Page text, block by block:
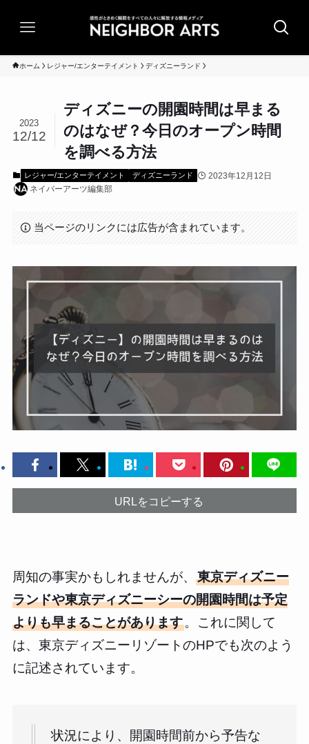
ホーム レジャー/エンターテイメント ディズニーランド
ディズニーの開園時間は早まる
のはなぜ？今日のオープン時間
を調べる方法
2023
12/12
レジャー/エンターテイメント ディズニーランド
2023年12月12日
ネイバーアーツ編集部
当ページのリンクには広告が含まれています。
URLをコピーする
周知の事実かもしれませんが、 東京ディズニー
ランドや東京ディズニーシーの開園時間は予定
よりも早まることがあります。これに関して
は、東京ディズニーリゾートのHPでも次のよう
に記述されています。
状況により、開園時間前から予告な